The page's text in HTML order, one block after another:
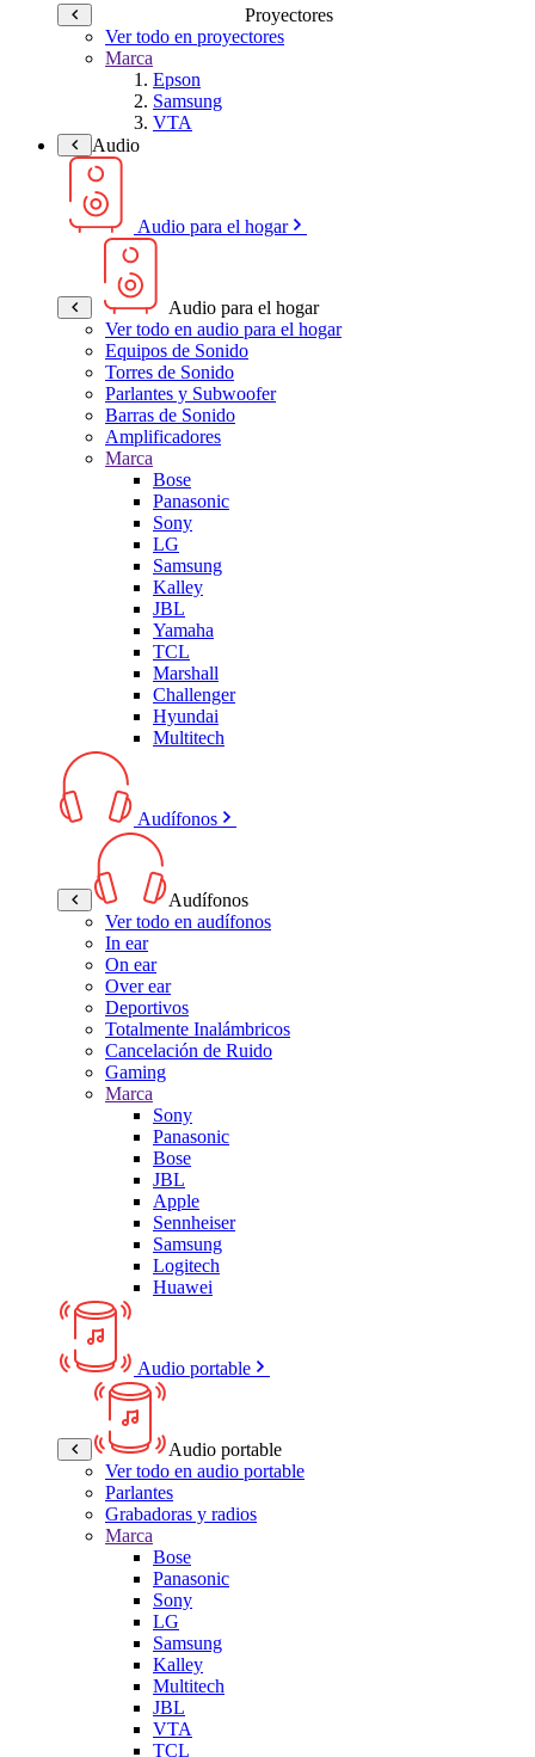
Proyectores
Ver todo en proyectores
Marca
Epson
Samsung
VTA
Audio
Audio para el hogar
Audio para el hogar
Ver todo en audio para el hogar
Equipos de Sonido
Torres de Sonido
Parlantes y Subwoofer
Barras de Sonido
Amplificadores
Marca
Bose
Panasonic
Sony
LG
Samsung
Kalley
JBL
Yamaha
TCL
Marshall
Challenger
Hyundai
Multitech
Audífonos
Audífonos
Ver todo en audífonos
In ear
On ear
Over ear
Deportivos
Totalmente Inalámbricos
Cancelación de Ruido
Gaming
Marca
Sony
Panasonic
Bose
JBL
Apple
Sennheiser
Samsung
Logitech
Huawei
Audio portable
Audio portable
Ver todo en audio portable
Parlantes
Grabadoras y radios
Marca
Bose
Panasonic
Sony
LG
Samsung
Kalley
Multitech
JBL
VTA
TCL